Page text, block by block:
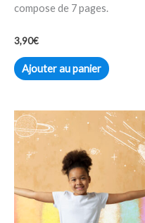
compose de 7 pages.
3,90€
Ajouter au panier